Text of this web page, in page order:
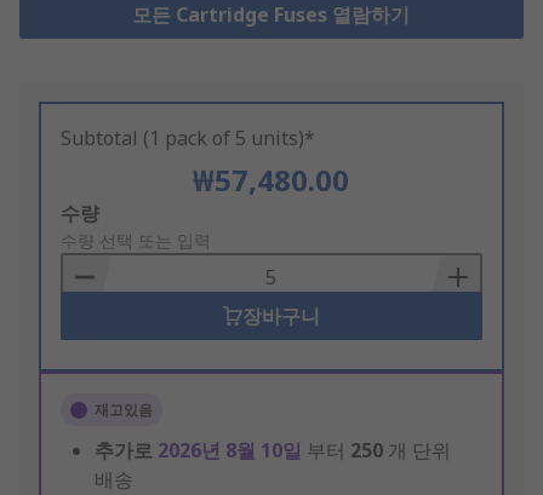
모든 Cartridge Fuses 열람하기
Subtotal (1 pack of 5 units)*
₩57,480.00
Add
to
Basket
수량
수량 선택 또는 입력
장바구니
재고있음
추가로 2026년 8월 10일 부터 250 개 단위
배송